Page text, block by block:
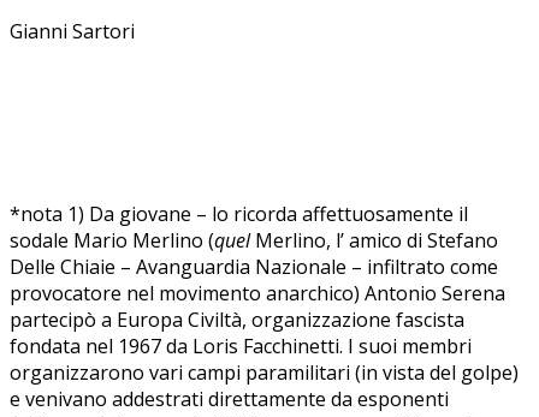
Gianni Sartori
*nota 1) Da giovane – lo ricorda affettuosamente il
sodale Mario Merlino (quelMerlino, l’ amico di Stefano
Delle Chiaie – Avanguardia Nazionale – infiltrato come
provocatore nel movimento anarchico) Antonio Serena
partecipò a Europa Civiltà, organizzazione fascista
fondata nel 1967 da Loris Facchinetti. I suoi membri
organizzarono vari campi paramilitari (in vista del golpe)
e venivano addestrati direttamente da esponenti